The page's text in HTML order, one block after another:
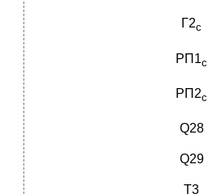
Г2с
РП1с
РП2с
Q28
Q29
Т3